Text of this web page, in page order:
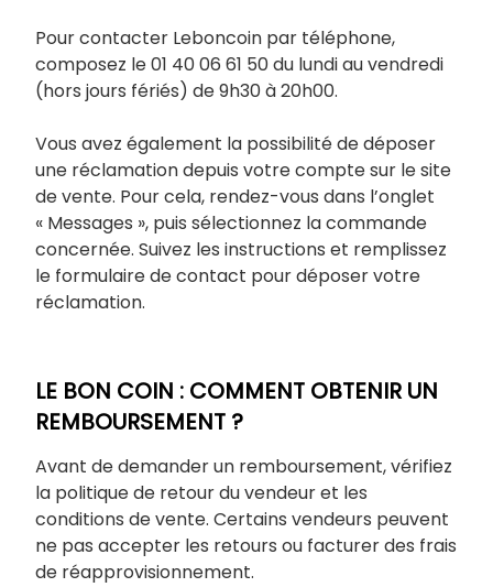
Pour contacter Leboncoin par téléphone,
composez le 01 40 06 61 50 du lundi au vendredi
(hors jours fériés) de 9h30 à 20h00.
Vous avez également la possibilité de déposer
une réclamation depuis votre compte sur le site
de vente. Pour cela, rendez-vous dans l’onglet
« Messages », puis sélectionnez la commande
concernée. Suivez les instructions et remplissez
le formulaire de contact pour déposer votre
réclamation.
LE BON COIN : COMMENT OBTENIR UN
REMBOURSEMENT ?
Avant de demander un remboursement, vérifiez
la politique de retour du vendeur et les
conditions de vente. Certains vendeurs peuvent
ne pas accepter les retours ou facturer des frais
de réapprovisionnement.